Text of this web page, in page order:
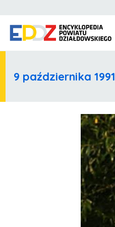
9 października 1991